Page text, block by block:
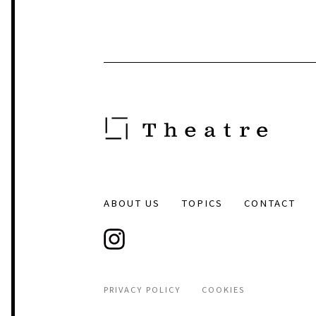
ABOUT US TOPICS CONTACT
PRIVACY POLICY COOKIES